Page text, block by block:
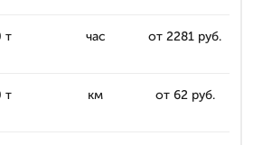
т
час от 2281 руб.
т
км от 62 руб.